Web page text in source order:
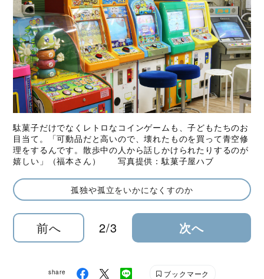
駄菓子だけでなくレトロなコインゲームも、子どもたちのお
目当て。「可動品だと高いので、壊れたものを買って青空修
理をするんです。散歩中の人から話しかけられたりするのが
嬉しい」（福本さん） 写真提供：駄菓子屋ハブ
孤独や孤立をいかになくすのか
前へ 2/3 次へ
share ブックマーク